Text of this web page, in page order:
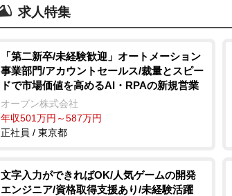
求人特集
「第二新卒/未経験歓迎」オートメーション
事業部門/アカウントセールス/裁量とスピー
ドで市場価値を高めるAI・RPAの新規営業
オープン株式会社
年収501万円～587万円
正社員 / 東京都
文字入力ができればOK/人気ゲームの開発
エンジニア/資格取得支援あり/未経験活躍